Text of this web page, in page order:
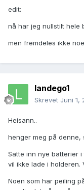
edit:
nå har jeg nullstilt hele
men fremdeles ikke
landego1
Skrevet Juni 1,
Heisann..
henger meg på denne,
Satte inn nye batterier
vil ikke lade i holderen.
Noen som har peiling